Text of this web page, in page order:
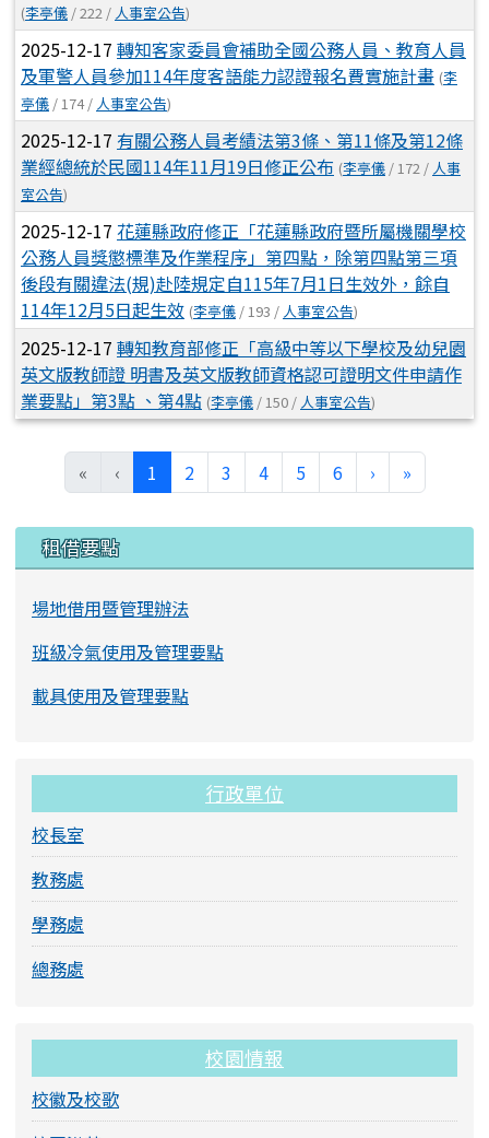
(李亭儀 / 222 / 人事室公告)
2025-12-17 轉知客家委員會補助全國公務人員、教育人員
及軍警人員參加114年度客語能力認證報名費實施計畫 (李
亭儀 / 174 / 人事室公告)
2025-12-17 有關公務人員考績法第3條、第11條及第12條
業經總統於民國114年11月19日修正公布 (李亭儀 / 172 / 人事
室公告)
2025-12-17 花蓮縣政府修正「花蓮縣政府暨所屬機關學校
公務人員獎懲標準及作業程序」第四點，除第四點第三項
後段有關違法(規)赴陸規定自115年7月1日生效外，餘自
114年12月5日起生效 (李亭儀 / 193 / 人事室公告)
2025-12-17 轉知教育部修正「高級中等以下學校及幼兒園
英文版教師證 明書及英文版教師資格認可證明文件申請作
業要點」第3點 、第4點 (李亭儀 / 150 / 人事室公告)
« ‹ 1 (目前頁次)
2 3 4 5 6 ›下一頁
»最後頁
左邊區域內容
租借要點
場地借用暨管理辦法
班級冷氣使用及管理要點
載具使用及管理要點
行政單位
校長室
教務處
學務處
總務處
校園情報
校徽及校歌